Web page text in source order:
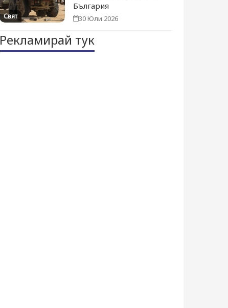
Свят
България
30 Юли 2026
Рекламирай тук